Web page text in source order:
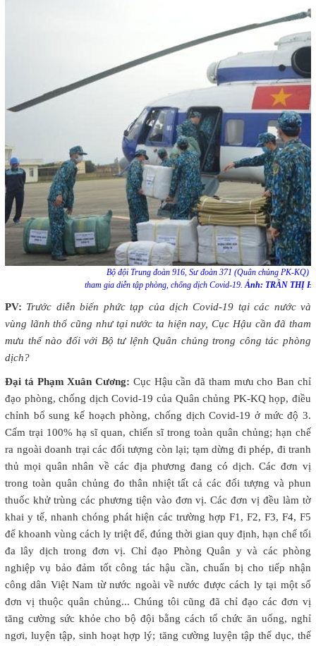
Bộ đội Trung đoàn 916, Sư đoàn 371 (Quân chủng PK-KQ)
tham gia diễn tập phòng, chống dịch Covid-19.Ảnh: TRẦN THỊ
PV: Trước diễn biến phức tạp của dịch Covid-19 tại các nước và
vùng lãnh thổ cũng như tại nước ta hiện nay, Cục Hậu cần đã tham
mưu thế nào đối với Bộ tư lệnh Quân chủng trong công tác phòng
dịch?
Đại tá Phạm Xuân Cương: Cục Hậu cần đã tham mưu cho Ban chỉ
đạo phòng, chống dịch Covid-19 của Quân chủng PK-KQ họp, điều
chỉnh bổ sung kế hoạch phòng, chống dịch Covid-19 ở mức độ 3.
Cấm trại 100% hạ sĩ quan, chiến sĩ trong toàn quân chủng; hạn chế
ra ngoài doanh trại các đối tượng còn lại; tạm dừng đi phép, đi tranh
thủ mọi quân nhân về các địa phương đang có dịch. Các đơn vị
trong toàn quân chủng đo thân nhiệt tất cả các đối tượng và phun
thuốc khử trùng các phương tiện vào đơn vị. Các đơn vị đều làm tờ
khai y tế, nhanh chóng phát hiện các trường hợp F1, F2, F3, F4, F5
để khoanh vùng cách ly triệt để, đúng thời gian quy định, hạn chế tối
đa lây dịch trong đơn vị. Chỉ đạo Phòng Quân y và các phòng
nghiệp vụ bảo đảm tốt công tác hậu cần, chuẩn bị cho tiếp nhận
công dân Việt Nam từ nước ngoài về nước được cách ly tại một số
đơn vị thuộc quân chủng... Chúng tôi cũng đã chỉ đạo các đơn vị
tăng cường sức khỏe cho bộ đội bằng cách tổ chức ăn uống, nghỉ
ngơi, luyện tập, sinh hoạt hợp lý; tăng cường luyện tập thể dục, thể